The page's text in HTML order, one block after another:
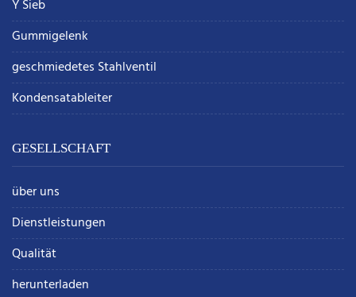
Y Sieb
Gummigelenk
geschmiedetes Stahlventil
Kondensatableiter
GESELLSCHAFT
über uns
Dienstleistungen
Qualität
herunterladen